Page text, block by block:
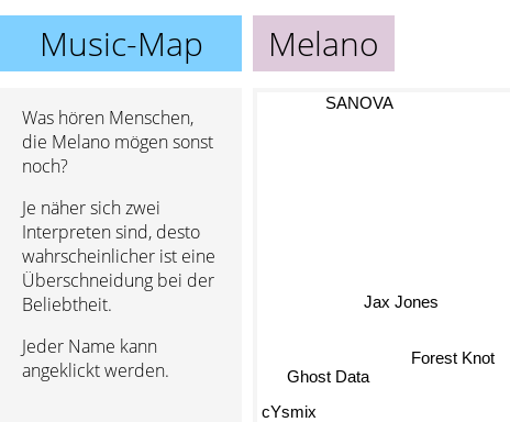
Music-Map Melano
Was hören Menschen,
die Melano mögen sonst
noch?
Je näher sich zwei
Interpreten sind, desto
wahrscheinlicher ist eine
Überschneidung bei der
Beliebtheit.
Jeder Name kann
angeklickt werden.
Forest Knot
cYsmix
Ghost Data
Jax Jones
SANOVA